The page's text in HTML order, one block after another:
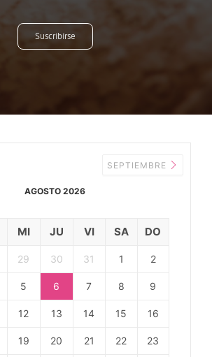
Suscribirse
AGOSTO 2026
SEPTIEMBRE
MI JU VI SA DO
29 30 31 1 2
5 6 7 8 9
12 13 14 15 16
19 20 21 22 23